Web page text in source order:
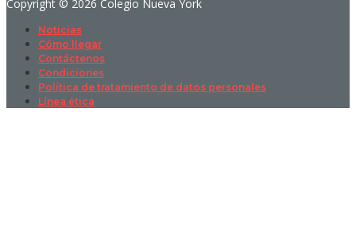
Copyright © 2026 Colegio Nueva York
Noticias
Cómo llegar
Contáctenos
Condiciones
Política de tratamiento de datos personales
Línea ética